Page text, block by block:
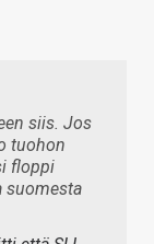
siis. Jos
tuohon
floppi
suomesta